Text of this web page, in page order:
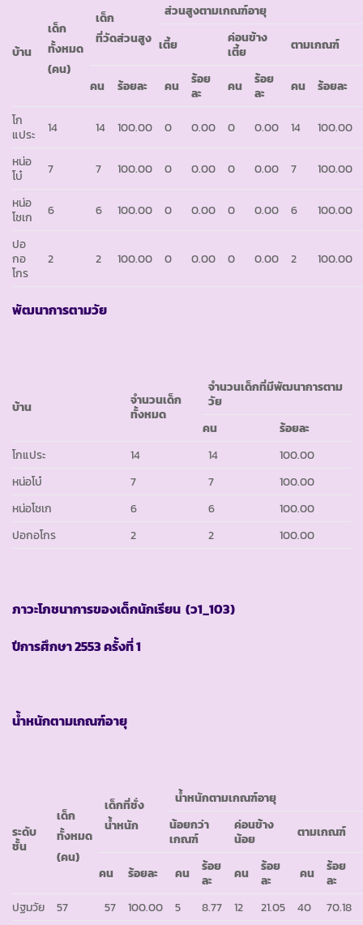
บ้าน
เด็ก
ทั้งหมด
(คน)
เด็ก
ที่วัดส่วนสูง
ส่วนสูงตามเกณฑ์อายุ
เตี้ย
ค่อนข้าง
เตี้ย
ตามเกณฑ์
คน ร้อยละ คน
ร้อย
ละ
คน
ร้อย
ละ
คน
ร้อยละ
โก
แประ
14 14 100.00 0 0.00 0 0.00 14
100.00
หน่อ
โบ๋
7 7 100.00 0 0.00 0 0.00 7
100.00
หน่อ
โชเก
6 6 100.00 0 0.00 0 0.00 6
100.00
ปอ
กอ
โกร
2 2 100.00 0 0.00 0 0.00 2 100.00
พัฒนาการตามวัย
บ้าน
จำนวนเด็ก
ทั้งหมด
จำนวนเด็กที่มีพัฒนาการตาม
วัย
คน
ร้อยละ
โกแประ
14 14
100.00
หน่อโบ๋
7 7
100.00
หน่อโชเก
6 6
100.00
ปอกอโกร
2 2 100.00
ภาวะโภชนาการของเด็กนักเรียน (ว1_103)
ปีการศึกษา2553 ครั้งที่ 1
น้ำหนักตามเกณฑ์อายุ
ระดับ
ชั้น
เด็ก
ทั้งหมด
(คน)
เด็กที่ชั่ง
น้ำหนัก
น้ำหนักตามเกณฑ์อายุ
น้อยกว่า
เกณฑ์
ค่อนข้าง
น้อย
ตามเกณฑ์
คน ร้อยละ คน
ร้อย
ละ
คน
ร้อย
ละ
คน
ร้อย
ละ
ปฐมวัย
57 57 100.00 5 8.77 12 21.05 40 70.18